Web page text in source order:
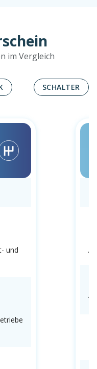
im Vergleich
SCHALTER
und